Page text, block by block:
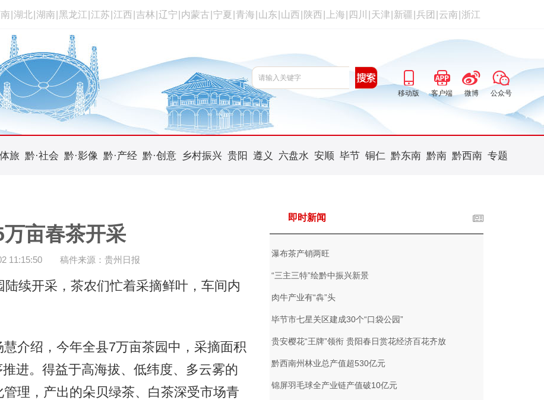
湖北 湖南 黑龙江 江苏 江西 吉林 辽宁 内蒙古 宁夏 青海 山东 山西 陕西 上海 四川 天津 新疆 兵团 云南 浙江
移动版 客户端 微博 公众号
旅 黔·社会 黔·影像 黔·产经 黔·创意 乡村振兴 贵阳 遵义 六盘水 安顺 毕节 铜仁 黔东南 黔南 黔西南 专题
亩春茶开采
11:15:50 稿件来源：贵州日报
续开采，茶农们忙着采摘鲜叶，车间内
绍，今年全县7万亩茶园中，采摘面积
进。得益于高海拔、低纬度、多云雾的
理，产出的朵贝绿茶、白茶深受市场青
即时新闻
瀑布茶产销两旺
“三主三特”绘黔中振兴新景
肉牛产业有“犇”头
毕节市七星关区建成30个“口袋公园”
贵安樱花“王牌”领衔 贵阳春日赏花经济百花齐放
黔西南州林业总产值超530亿元
锦屏羽毛球全产业链产值破10亿元